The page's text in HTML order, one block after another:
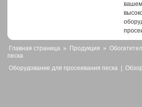
Главная страница » Продукция »
песка
Оборудование для просеивания песка
Обзор